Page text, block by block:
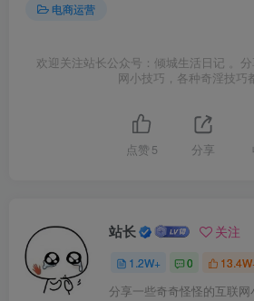
电商运营
欢迎关注站长公众号：倾城生活日记 。
网小技巧，各种奇淫技巧
点赞 5 分享
站长 关注
1.2W+ 0